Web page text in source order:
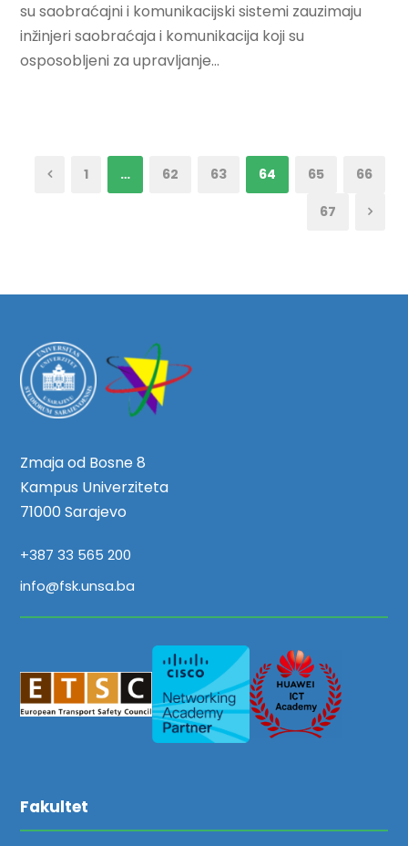
su saobraćajni i komunikacijski sistemi zauzimaju
inžinjeri saobraćaja i komunikacija koji su
osposobljeni za upravljanje...
1 … 62 63 64 65 66
67
Zmaja od Bosne 8
Kampus Univerziteta
71000 Sarajevo
+387 33 565 200
info@fsk.unsa.ba
Fakultet